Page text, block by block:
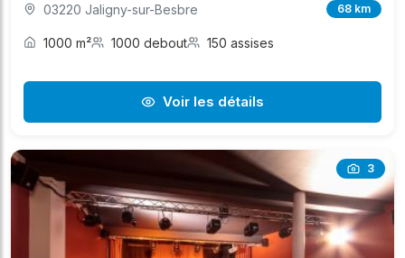
03220 Jaligny-sur-Besbre 68 km
1000 m² 1000 debout 150 assises
Voir les détails
3